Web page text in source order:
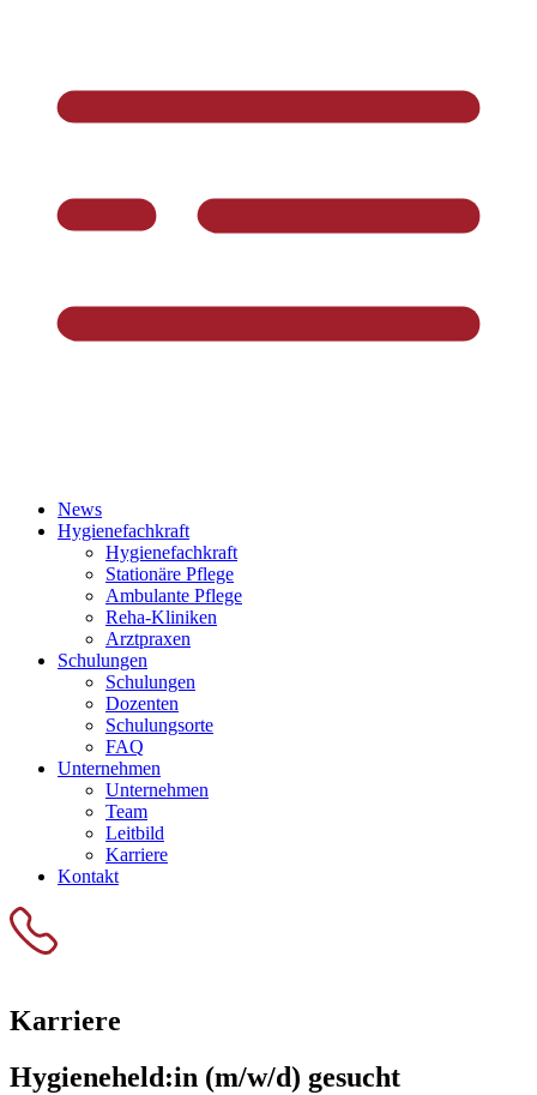
News
Hygienefachkraft
Hygienefachkraft
Stationäre Pflege
Ambulante Pflege
Reha-Kliniken
Arztpraxen
Schulungen
Schulungen
Dozenten
Schulungsorte
FAQ
Unternehmen
Unternehmen
Team
Leitbild
Karriere
Kontakt
Karriere
Hygieneheld:in (m/w/d) gesucht